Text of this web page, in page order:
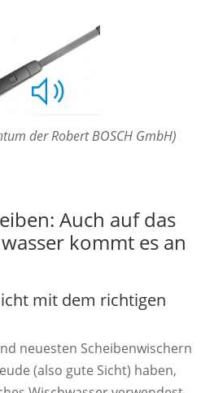
der Robert BOSCH GmbH)
Auch auf das
kommt es an
mit dem richtigen
neuesten Scheibenwischern
(also gute Sicht) haben,